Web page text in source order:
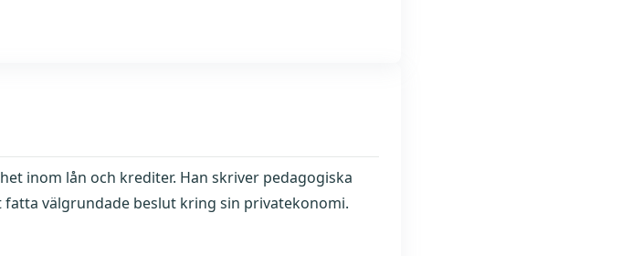
inom lån och krediter. Han skriver pedagogiska
välgrundade beslut kring sin privatekonomi.